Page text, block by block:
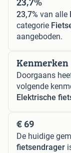
23,7% van alle
categorie
aangeboden.
Kenmerken
Doorgaans
volgende
Elektrische
€ 69
De huidige
fietsendrager